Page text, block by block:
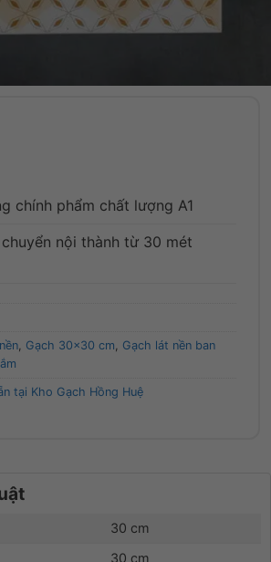
chính phẩm chất lượng A1
nội thành từ 30 mét
, Gạch 30x30 cm, Gạch lát nền ban
tại Kho Gạch Hồng Huệ
30 cm
30 cm